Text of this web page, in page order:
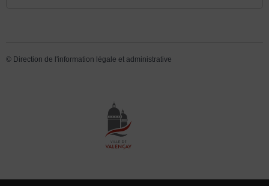
© Direction de l'information légale et administrative